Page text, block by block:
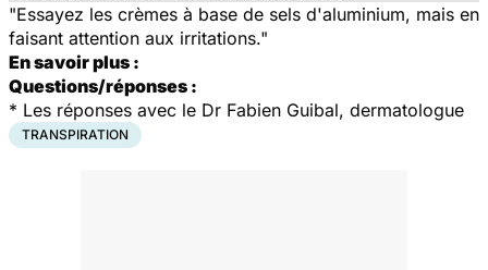
"Essayez les crèmes à base de sels d'aluminium, mais en
faisant attention aux irritations."
En savoir plus :
Questions/réponses :
* Les réponses avec le Dr Fabien Guibal, dermatologue
TRANSPIRATION